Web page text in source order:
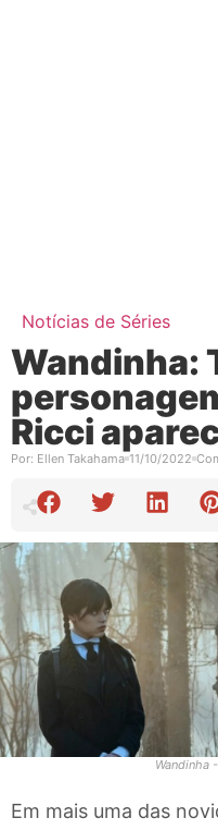
Notícias de Séries
Wandinha:
Ricci
Por: Ellen Takahama 11/10/2022
Wandinha
Em mais uma das